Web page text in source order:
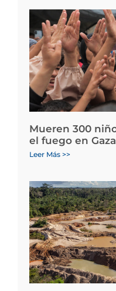
Mueren 300
el fuego en Gaza
Leer Más >>